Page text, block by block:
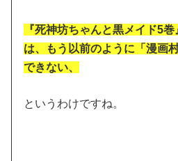
『死神坊ちゃんと黒メイド5
は、もう以前のように「漫画
できない、
というわけですね。